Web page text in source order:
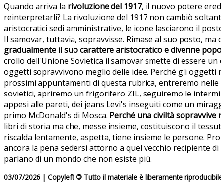
Quando arriva la rivoluzione del 1917, il nuovo potere
reinterpretarli? La rivoluzione del 1917 non cambiò
aristocratici sedi amministrative, le icone lasciarono il
Il samovar, tuttavia, sopravvisse. Rimase al suo posto,
gradualmente il suo carattere aristocratico e divenne
crollo dell'Unione Sovietica il samovar smette di essere
oggetti sopravvivono meglio delle idee. Perché gli
prossimi appuntamenti di questa rubrica, entreremo nelle
sovietici, apriremo un frigorifero ZIL, seguiremo le
appesi alle pareti, dei jeans Levi's inseguiti come un
primo McDonald's di Mosca. Perché una civiltà
libri di storia ma che, messe insieme, costituiscono il
riscalda lentamente, aspetta, tiene insieme le persone.
ancora la pena sedersi attorno a quel vecchio recipiente
parlano di un mondo che non esiste più.
03/07/2026 | Copyleft © Tutto il materiale è liberamente